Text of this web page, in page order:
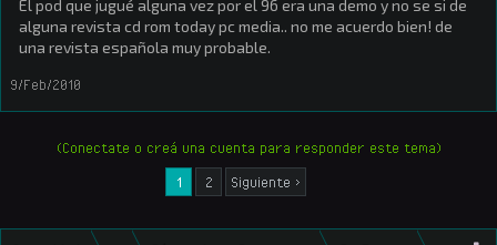
El pod que jugué alguna vez por el 96 era una demo y no se si de
alguna revista cd rom today pc media.. no me acuerdo bien! de
una revista española muy probable.
9/Feb/2010
(Conectate o creá una cuenta para responder este tema)
1
2 Siguiente >